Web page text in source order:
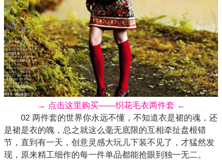
→ 点击这里购买——织花毛衣两件套 ←
02 两件套的世界你永远不懂，不知道衣是裙的魂，还
是裙是衣的魄，总之就这么毫无底限的互相牵扯盘根错
节，直到有一天，创意灵感大玩儿下装不见了，才猛然发
现，原来精工细作的每一件单品都能抢眼到独一无二。